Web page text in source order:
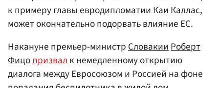
к примеру главы евродипломатии Каи Каллас,
может окончательно подорвать влияние ЕС.
Накануне премьер-министрСловакииРоберт
Фицопризвалк немедленному открытию
диалога между Евросоюзом и Россией на фоне